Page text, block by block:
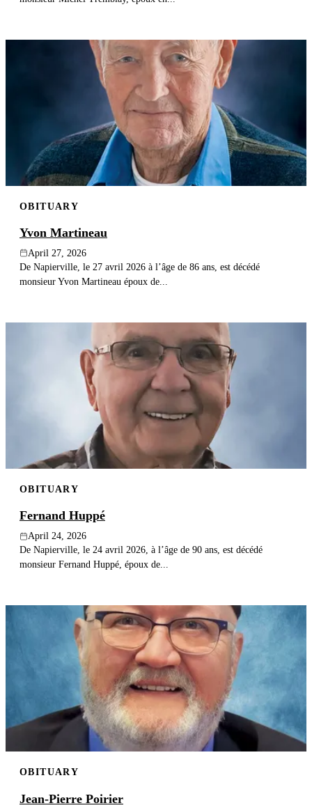
OBITUARY
Yvon Martineau
April 27, 2026
De Napierville, le 27 avril 2026 à l’âge de 86 ans, est décédé
monsieur Yvon Martineau époux de...
OBITUARY
Fernand Huppé
April 24, 2026
De Napierville, le 24 avril 2026, à l’âge de 90 ans, est décédé
monsieur Fernand Huppé, époux de...
OBITUARY
Jean-Pierre Poirier